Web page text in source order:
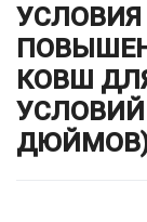
КОВШ
УСЛОВИЙ